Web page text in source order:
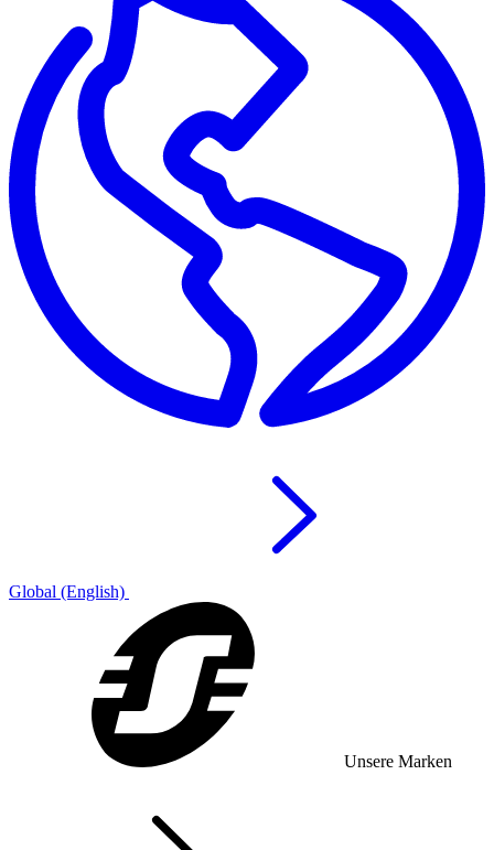
Global (English)
Unsere Marken